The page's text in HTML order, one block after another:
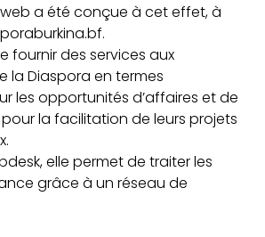
a été conçue à cet effet, à
fournir des services aux
la Diaspora en termes
les opportunités d’affaires et de
la facilitation de leurs projets
elle permet de traiter les
grâce à un réseau de